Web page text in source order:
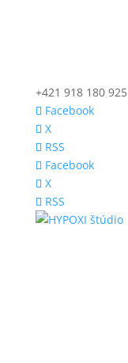
+421 918 180 925
Facebook
X
RSS
Facebook
X
RSS